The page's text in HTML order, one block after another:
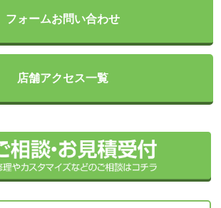
フォームお問い合わせ
店舗アクセス一覧